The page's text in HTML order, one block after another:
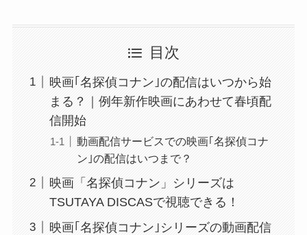
目次
映画｢名探偵コナン｣の配信はいつから始
まる？｜例年新作映画にあわせて春頃配
信開始
動画配信サービスでの映画｢名探偵コナ
ン｣の配信はいつまで？
映画「名探偵コナン」シリーズは
TSUTAYA DISCASで視聴できる！
映画｢名探偵コナン｣シリーズの動画配信